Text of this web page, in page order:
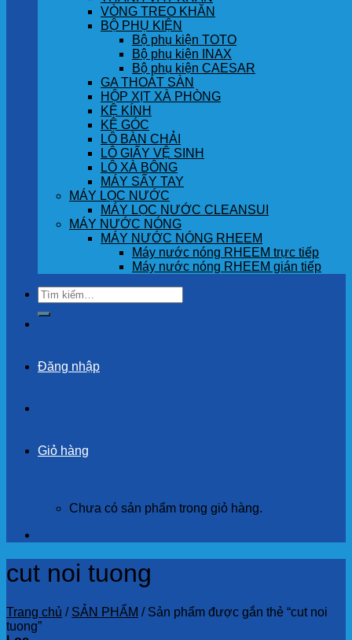
VÒNG TREO KHĂN
BỘ PHỤ KIỆN
Bộ phụ kiện TOTO
Bộ phụ kiện INAX
Bộ phụ kiện CAESAR
GA THOÁT SÀN
HỘP XỊT XÀ PHÒNG
KỆ KÍNH
KỆ GÓC
LÔ BÀN CHẢI
LÔ GIẤY VỆ SINH
LÔ XÀ BÔNG
MÁY SẤY TAY
MÁY LỌC NƯỚC
MÁY LỌC NƯỚC CLEANSUI
MÁY NƯỚC NÓNG
MÁY NƯỚC NÓNG RHEEM
Máy nước nóng RHEEM trực tiếp
Máy nước nóng RHEEM gián tiếp
Tìm
kiếm:
Đăng nhập
Giỏ hàng
Chưa có sản phẩm trong giỏ hàng.
cut noi tuong
Trang chủ / SẢN PHẨM /Sản phẩm được gắn thẻ “cut noi
tuong”